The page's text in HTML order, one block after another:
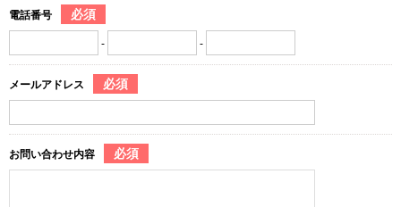
電話番号 必須
- -
メールアドレス 必須
お問い合わせ内容 必須